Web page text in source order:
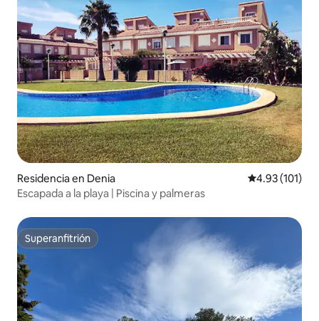
Residencia en Denia Calificación
4.93 (101)
Escapada a la playa | Piscina y palmeras
Superanfitrión
Superanfitrión